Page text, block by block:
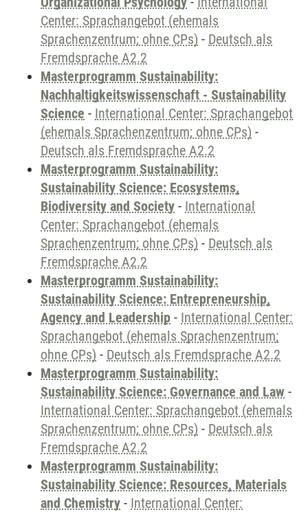
Center: Sprachangebot (ehemals
Sprachenzentrum; ohne CPs) - Deutsch als
Fremdsprache A2.2
Masterprogramm Sustainability:
Nachhaltigkeitswissenschaft - Sustainability
Science - International Center: Sprachangebot
(ehemals Sprachenzentrum; ohne CPs) -
Deutsch als Fremdsprache A2.2
Masterprogramm Sustainability:
Sustainability Science: Ecosystems,
Biodiversity and Society - International
Center: Sprachangebot (ehemals
Sprachenzentrum; ohne CPs) - Deutsch als
Fremdsprache A2.2
Masterprogramm Sustainability:
Sustainability Science: Entrepreneurship,
Agency and Leadership - International Center:
Sprachangebot (ehemals Sprachenzentrum;
ohne CPs) - Deutsch als Fremdsprache A2.2
Masterprogramm Sustainability:
Sustainability Science: Governance and Law -
International Center: Sprachangebot (ehemals
Sprachenzentrum; ohne CPs) - Deutsch als
Fremdsprache A2.2
Masterprogramm Sustainability:
Sustainability Science: Resources, Materials
and Chemistry - International Center: